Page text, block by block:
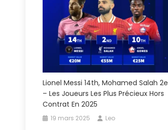
Lionel Messi 14th, Mohamed Salah 2e
– Les Joueurs Les Plus Précieux Hors
Contrat En 2025
19 mars 2025 Leo